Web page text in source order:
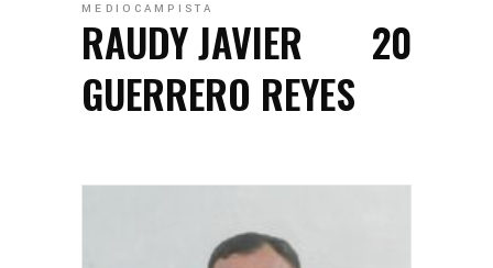
MEDIOCAMPISTA
20
RAUDY JAVIER
GUERRERO REYES